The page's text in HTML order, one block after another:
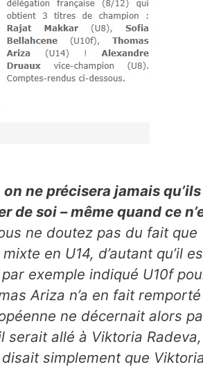
ne précisera jamais
de soi – même quand ce
ne doutez pas du fait
en U14, d’autant qu’il
exemple indiqué U10f
Ariza n’a en fait
ne décernait alors
serait allé à Viktoria
simplement que